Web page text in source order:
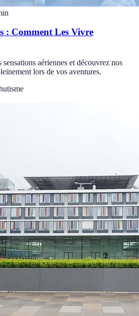
: Comment Les Vivre
aériennes et découvrez nos
lors de vos aventures.